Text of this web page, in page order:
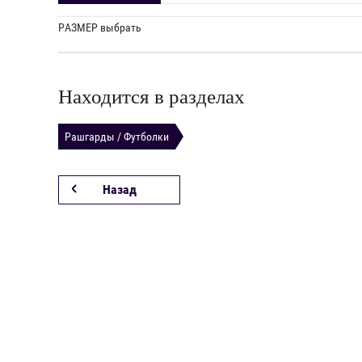
РАЗМЕР выбрать
Находится в разделах
Рашгарды / Футболки
Назад